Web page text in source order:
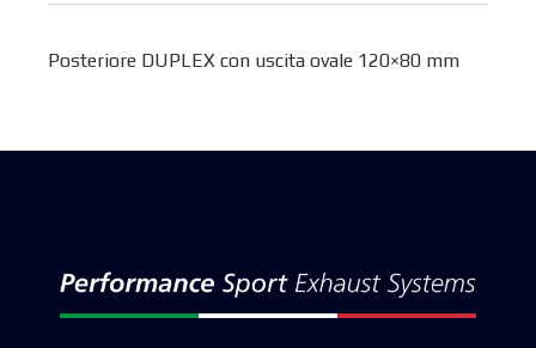
Posteriore DUPLEX con uscita ovale 120×80 mm